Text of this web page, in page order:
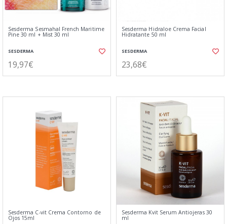
Sesderma Sesmahal French Maritime
Pine 30 ml + Mist 30 ml
SESDERMA
19,97€
Sesderma Hidraloe Crema Facial
Hidratante 50 ml
SESDERMA
23,68€
Sesderma C-vit Crema Contorno de
Ojos 15ml
Sesderma Kvit Serum Antiojeras 30
ml